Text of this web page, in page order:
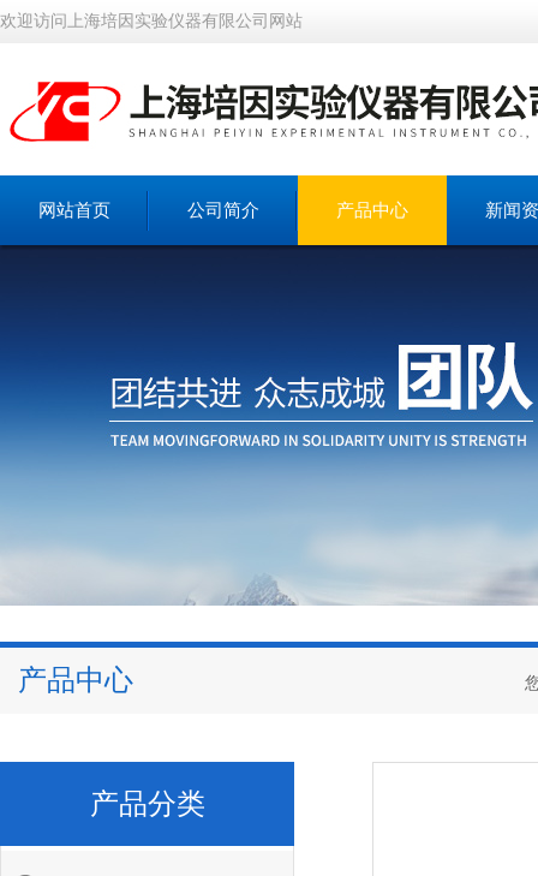
欢迎访问上海培因实验仪器有限公司网站
网站首页 公司简介 产品中心 新闻
产品中心
产品分类